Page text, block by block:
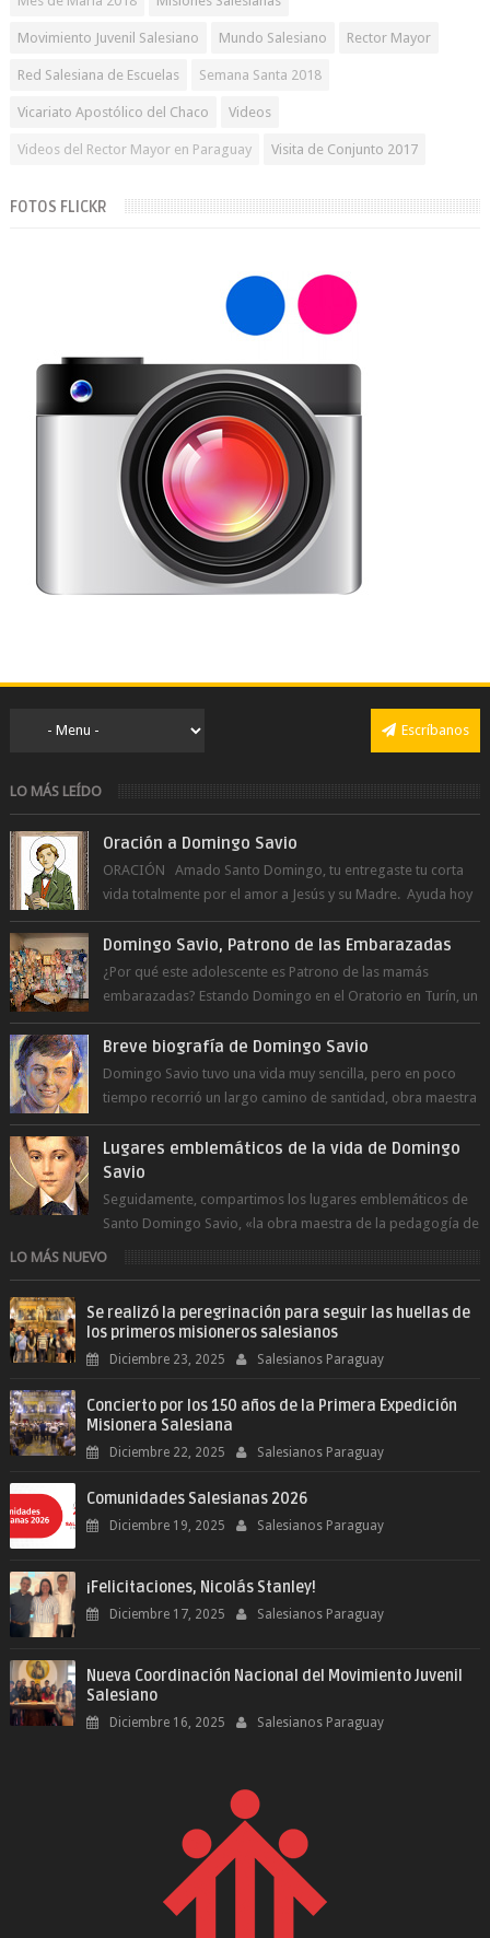
Movimiento Juvenil Salesiano Mundo Salesiano Rector Mayor
Red Salesiana de Escuelas Semana Santa 2018
Vicariato Apostólico del Chaco Videos
Videos del Rector Mayor en Paraguay Visita de Conjunto 2017
FOTOS FLICKR
Escríbanos
LO MÁS LEÍDO
Oración a Domingo Savio
ORACIÓN Amado Santo Domingo, tu entregaste tu corta
vida totalmente por el amor a Jesús y su Madre. Ayuda hoy
a la juventud para ...
Domingo Savio, Patrono de las Embarazadas
¿Por qué este adolescente es Patrono de las mamás
embarazadas? Estando Domingo en el Oratorio en Turín, un
día le pide a Don Bosco...
Breve biografía de Domingo Savio
Domingo Savio tuvo una vida muy sencilla, pero en poco
tiempo recorrió un largo camino de santidad, obra maestra
del Espíritu Santo y fr...
Lugares emblemáticos de la vida de Domingo
Savio
Seguidamente, compartimos los lugares emblemáticos de
Santo Domingo Savio, «la obra maestra de la pedagogía de
Don Bosco». San Giovann...
LO MÁS NUEVO
Se realizó la peregrinación para seguir las huellas de
los primeros misioneros salesianos
Diciembre 23, 2025 Salesianos Paraguay
Concierto por los 150 años de la Primera Expedición
Misionera Salesiana
Diciembre 22, 2025 Salesianos Paraguay
Comunidades Salesianas 2026
Diciembre 19, 2025 Salesianos Paraguay
¡Felicitaciones, Nicolás Stanley!
Diciembre 17, 2025 Salesianos Paraguay
Nueva Coordinación Nacional del Movimiento Juvenil
Salesiano
Diciembre 16, 2025 Salesianos Paraguay